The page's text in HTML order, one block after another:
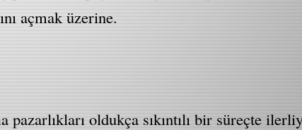
açmak üzerine.
oldukça sıkıntılı bir süreçte